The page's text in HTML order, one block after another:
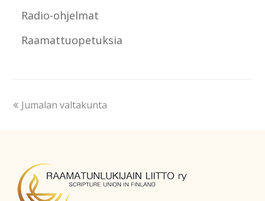
Radio-ohjelmat
Raamattuopetuksia
Jumalan valtakunta